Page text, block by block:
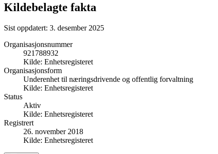
Kildebelagte fakta
Sist oppdatert: 3. desember 2025
Organisasjonsnummer
921788932
Kilde: Enhetsregisteret
Organisasjonsform
Underenhet til næringsdrivende og offentlig forvaltning
Kilde: Enhetsregisteret
Status
Aktiv
Kilde: Enhetsregisteret
Registrert
26. november 2018
Kilde: Enhetsregisteret